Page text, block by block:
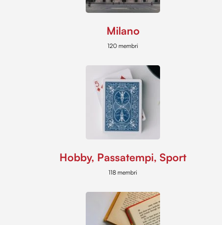
Milano
120 membri
Hobby, Passatempi, Sport
118 membri